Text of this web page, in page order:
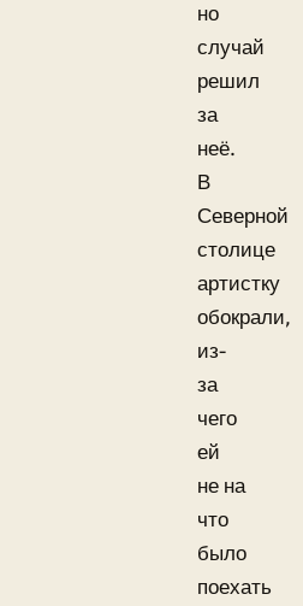
но
случай
решил
за
неё.
В
Северной
столице
артистку
обокрали,
из-
за
чего
ей
не на
что
было
поехать